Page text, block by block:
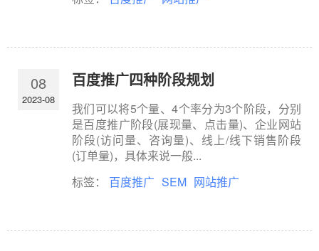
08
2023-08
百度推广四种阶段规划
我们可以将5个量、4个率分为3个阶段，分别
是百度推广阶段(展现量、点击量)、企业网站
阶段(访问量、咨询量)、线上/线下销售阶段
(订单量)，具体来说一般...
标签： 百度推广 SEM 网站推广